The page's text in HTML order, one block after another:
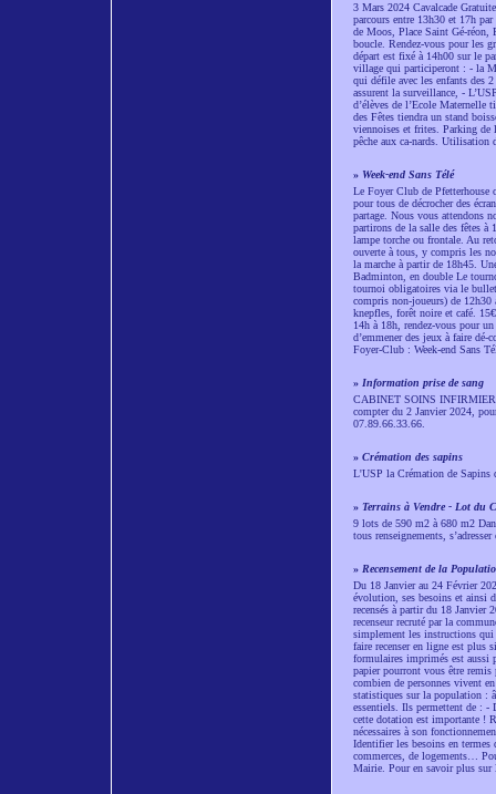
3 Mars 2024 Cavalcade
parcours entre 13h30 et 17h
de Moos, Place Saint Gé-réon,
boucle. Rendez-vous pour les
départ est fixé à 14h00 sur le
village qui participeront : - la
qui défile avec les enfants des
assurent la surveillance, -
d’élèves de l’Ecole Maternelle
des Fêtes tiendra un stand
viennoises et frites. Parking de
pêche aux ca-nards. Utilisation
» Week-end Sans Télé
Le Foyer Club de Pfetterhouse
pour tous de décrocher des
partage. Nous vous attendons
partirons de la salle des fêtes à
lampe torche ou frontale. Au
ouverte à tous, y compris les
la marche à partir de 18h45.
Badminton, en double Le
tournoi obligatoires via le
compris non-joueurs) de
knepfles, forêt noire et café.
14h à 18h, rendez-vous pour
d’emmener des jeux à faire dé-
Foyer-Club : Week-end Sans
» Information prise de sang
CABINET SOINS
compter du 2 Janvier 2024,
07.89.66.33.66.
» Crémation des sapins
L'USP la Crémation de Sapins
» Terrains à Vendre - Lot du
9 lots de 590 m2 à 680 m2
tous renseignements,
» Recensement de la
Du 18 Janvier au 24 Février
évolution, ses besoins et ainsi
recensés à partir du 18 Janvier
recenseur recruté par la
simplement les instructions qui
faire recenser en ligne est plus
formulaires imprimés est aussi
papier pourront vous être remis
combien de personnes vivent
statistiques sur la population :
essentiels. Ils permettent de : -
cette dotation est importante !
nécessaires à son
Identifier les besoins en termes
commerces, de logements…
Mairie. Pour en savoir plus sur